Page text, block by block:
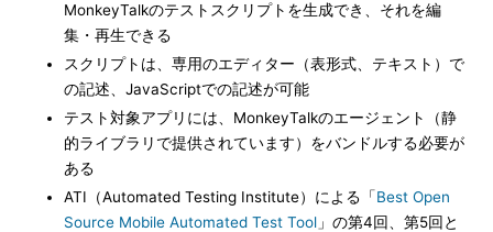
MonkeyTalkのテストスクリプトを生成でき、それを編
集・再生できる
スクリプトは、専用のエディター（表形式、テキスト）で
の記述、JavaScriptでの記述が可能
テスト対象アプリには、MonkeyTalkのエージェント（静
的ライブラリで提供されています）をバンドルする必要が
ある
ATI（Automated Testing Institute）による「Best Open
Source Mobile Automated Test Tool 」の第4回、第5回と